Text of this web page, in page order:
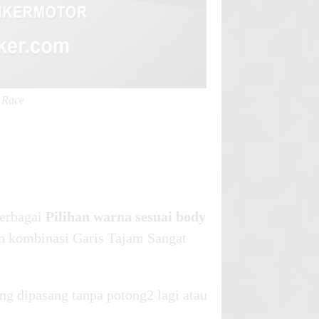
Pilihan warna sesuai body
Garis Tajam Sangat
dipasang tanpa potong2 lagi atau